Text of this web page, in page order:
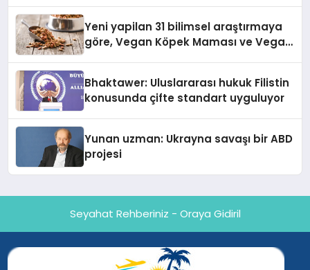
Yeni yapilan 31 bilimsel araştırmaya
göre, Vegan Köpek Maması ve Vegan
Bhaktawer: Uluslararası hukuk Filistin
konusunda çifte standart uyguluyor
Yunan uzman: Ukrayna savaşı bir ABD
projesi
Seyahat Rehberiniz - Oraya Gidiril